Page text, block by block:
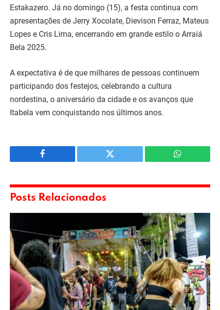
Estakazero. Já no domingo (15), a festa continua com
apresentações de Jerry Xocolate, Dievison Ferraz, Mateus
Lopes e Cris Lima, encerrando em grande estilo o Arraiá
Bela 2025.
A expectativa é de que milhares de pessoas continuem
participando dos festejos, celebrando a cultura
nordestina, o aniversário da cidade e os avanços que
Itabela vem conquistando nos últimos anos.
Facebook Twitter WhatsApp
Posts Relacionados